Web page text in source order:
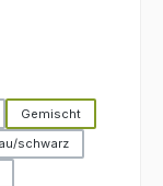
Gemischt
schwarz